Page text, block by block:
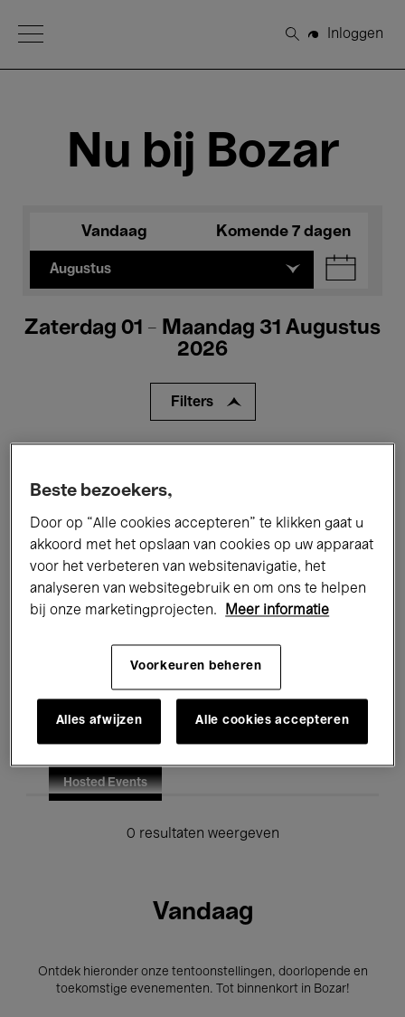
Open Menu
Zoeken
Inloggen
Nu bij Bozar
Vandaag Komende 7 dagen
Augustus
Zaterdag 01 - Maandag 31 Augustus
2026
Filters
Performances Lezingen & Debatten
Jazz Klassieke Muziek Global Music
Voor iedereen Kids’ Palace
Onderwijs Rondleidingen
Hosted Events
0 resultaten weergeven
Vandaag
Ontdek hieronder onze tentoonstellingen, doorlopende en
toekomstige evenementen. Tot binnenkort in Bozar!
Beste bezoekers,
Door op “Alle cookies accepteren” te klikken gaat u
akkoord met het opslaan van cookies op uw apparaat
voor het verbeteren van websitenavigatie, het
analyseren van websitegebruik en om ons te helpen
bij onze marketingprojecten.
Meer informatie
Voorkeuren beheren
Alles afwijzen Alle cookies accepteren